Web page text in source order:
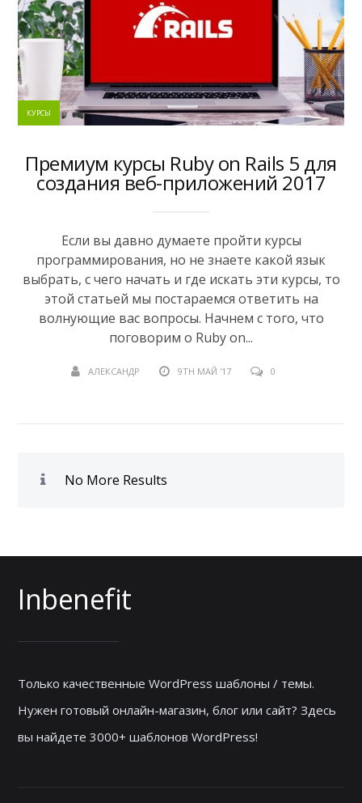
КУРСЫ
Премиум курсы Ruby on Rails 5 для
создания веб-приложений 2017
Если вы давно думаете пройти курсы
программирования, но не знаете какой язык
выбрать, с чего начать и где искать эти курсы, то
этой статьей мы постараемся ответить на
волнующие вас вопросы. Начнем с того, что
поговорим о Ruby on...
АЛЕКСАНДР 9TH МАЙ '17 0
No More Results
Inbenefit
Только качественные WordPress шаблоны / темы.
Нужен готовый онлайн-магазин, блог или сайт? Здесь
вы найдете 3000+ шаблонов WordPress!